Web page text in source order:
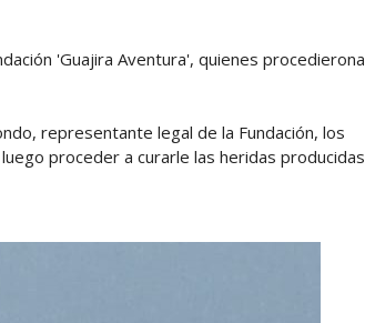
'Guajira Aventura', quienes procedierona
representante legal de la Fundación, los
proceder a curarle las heridas producidas